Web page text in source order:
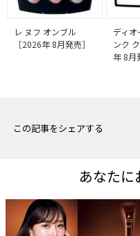
レ ヌフ オンブル
［2026年 8月発売］
ディ
ンク
年 8月
この記事をシェアする
あなた